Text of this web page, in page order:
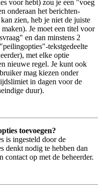
voor hebt) zou je een "voeg
onderaan het berichten-
zien, heb je niet de juiste
Je moet een titel voor
en dan minstens 2
tekstgedeelte
met elke optie
nieuwe regel. Je kunt ook
mag kiezen onder
in dagen voor de
duur).
toevoegen?
is ingesteld door de
denkt nodig te hebben dan
contact op met de beheerder.